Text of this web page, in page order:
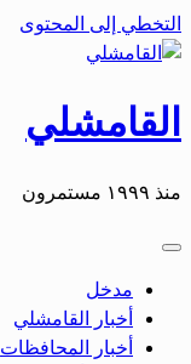
التخطي إلى المحتوى
القامشلي
منذ ١٩٩٩ مستمرون
مدخل
أخبار القامشلي
أخبار المحافظات